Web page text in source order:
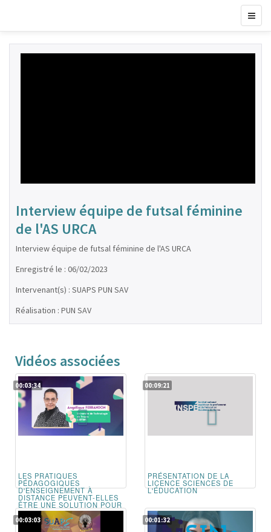
Interview équipe de futsal féminine
de l'AS URCA
Interview équipe de futsal féminine de l'AS URCA
Enregistré le : 06/02/2023
Intervenant(s) : SUAPS PUN SAV
Réalisation : PUN SAV
Vidéos associées
LES PRATIQUES
PÉDAGOGIQUES
D'ENSEIGNEMENT À
DISTANCE PEUVENT-ELLES
ÊTRE UNE SOLUTION POUR
LA PRISE EN CHARGE DES
ÉLÈVES EN SITUATION DE
REFUS SCOLAIRE ANXIEUX
00:03:34
PRÉSENTATION DE LA
LICENCE SCIENCES DE
L'ÉDUCATION
00:09:21
00:03:03 00:01:32